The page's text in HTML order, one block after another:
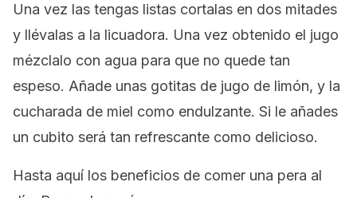
Una vez las tengas listas cortalas en dos mitades
y llévalas a la licuadora. Una vez obtenido el jugo
mézclalo con agua para que no quede tan
espeso. Añade unas gotitas de jugo de limón, y la
cucharada de miel como endulzante. Si le añades
un cubito será tan refrescante como delicioso.
Hasta aquí los beneficios de comer una pera al